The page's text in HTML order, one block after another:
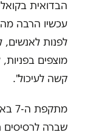
הבדואית
עכשיו הרבה
לפנות לאנשים,
מוצפים
קשה לעיכול".
שברה לרסיסים